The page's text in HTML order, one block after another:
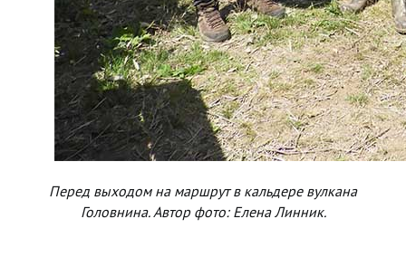
Перед выходом на маршрут в кальдере вулкана
Головнина. Автор фото: Елена Линник.